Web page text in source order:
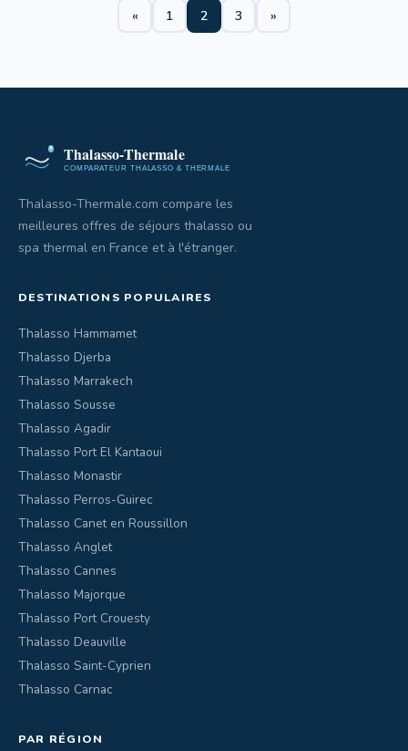
« 1 2 3 »
Thalasso-Thermale.com compare les
meilleures offres de séjours thalasso ou
spa thermal en France et à l'étranger.
DESTINATIONS POPULAIRES
Thalasso Hammamet
Thalasso Djerba
Thalasso Marrakech
Thalasso Sousse
Thalasso Agadir
Thalasso Port El Kantaoui
Thalasso Monastir
Thalasso Perros-Guirec
Thalasso Canet en Roussillon
Thalasso Anglet
Thalasso Cannes
Thalasso Majorque
Thalasso Port Crouesty
Thalasso Deauville
Thalasso Saint-Cyprien
Thalasso Carnac
PAR RÉGION